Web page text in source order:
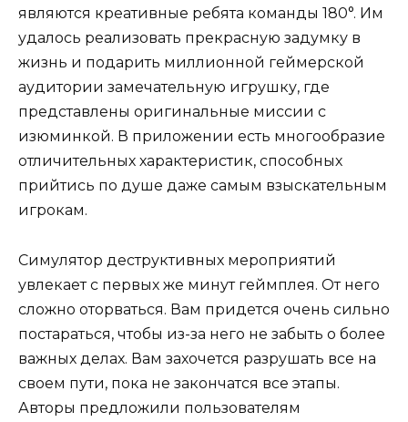
являются креативные ребята команды 180°. Им
удалось реализовать прекрасную задумку в
жизнь и подарить миллионной геймерской
аудитории замечательную игрушку, где
представлены оригинальные миссии с
изюминкой. В приложении есть многообразие
отличительных характеристик, способных
прийтись по душе даже самым взыскательным
игрокам.
Симулятор деструктивных мероприятий
увлекает с первых же минут геймплея. От него
сложно оторваться. Вам придется очень сильно
постараться, чтобы из-за него не забыть о более
важных делах. Вам захочется разрушать все на
своем пути, пока не закончатся все этапы.
Авторы предложили пользователям